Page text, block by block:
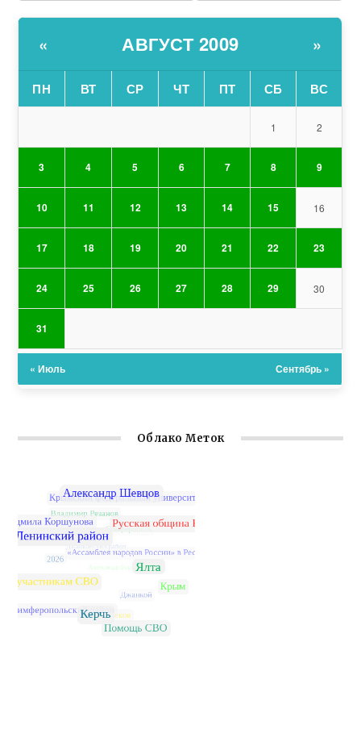
« АВГУСТ 2009 »
ПН ВТ СР ЧТ ПТ СБ ВС
1 2
3 4 5 6 7 8 9
10 11 12 13 14 15 16
17 18 19 20 21 22 23
24 25 26 27 28 29 30
31
« Июль Сентябрь »
Облако Меток